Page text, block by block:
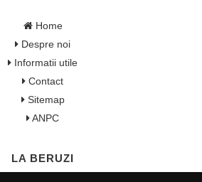
Home
Despre noi
Informatii utile
Contact
Sitemap
ANPC
LA BERUZI